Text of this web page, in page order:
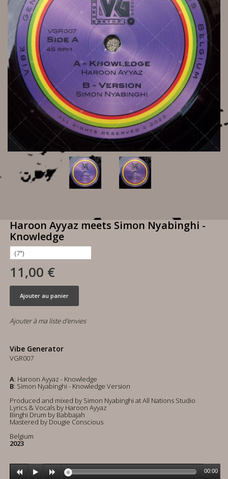
Haroon Ayyaz meets Simon Nyabinghi -
Knowledge
11,00 €
Ajouter au panier
Ajouter à ma liste d'envies
Vibe Generator
VGR007
A: Haroon Ayyaz - Knowledge
B: Simon Nyabinghi - Knowledge Version
Produced and mixed by Simon Nyabinghi at All Nations Studio
Lyrics & Vocals by Haroon Ayyaz
Binghi Drum by Babbajah
Mastered by Dougie Conscious
Belgium
2023
00:00